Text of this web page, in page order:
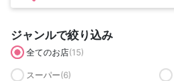
ジャンルで絞り込み
全てのお店(15)
スーパー(6)